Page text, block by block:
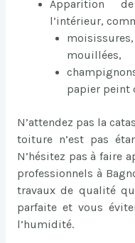
Apparition
l’intérieur,
mouillées,
papier peint
N’attendez pas la
toiture n’est pas
N’hésitez pas à faire
professionnels à
travaux de qualité
parfaite et vous
l’humidité.